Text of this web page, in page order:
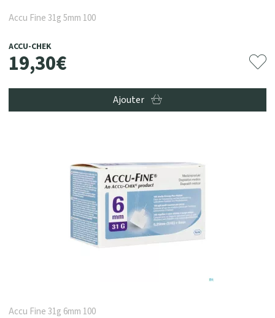
Accu Fine 31g 5mm 100
ACCU-CHEK
19,30€
Ajouter
Accu Fine 31g 6mm 100